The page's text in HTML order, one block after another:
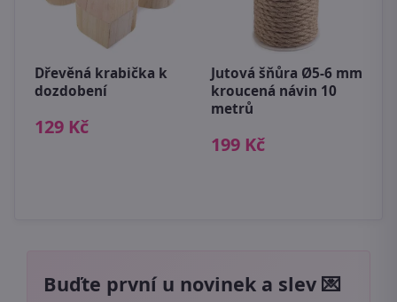
Dřevěná krabička k
dozdobení
129 Kč
Jutová šňůra Ø5-6 mm
kroucená návin 10
metrů
199 Kč
Buďte první u novinek a slev 💌